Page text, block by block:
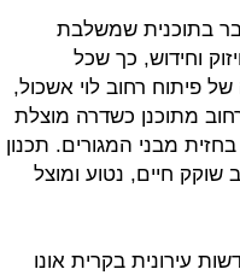
בתוכנית שמשלבת
וחידוש, כך שכל
פיתוח רחוב לוי אשכול,
מתוכנן כשדרה מוצלת
בחזית מבני המגורים. תכנון
שוקק חיים, נטוע ומוצל
עירונית בקרית אונו